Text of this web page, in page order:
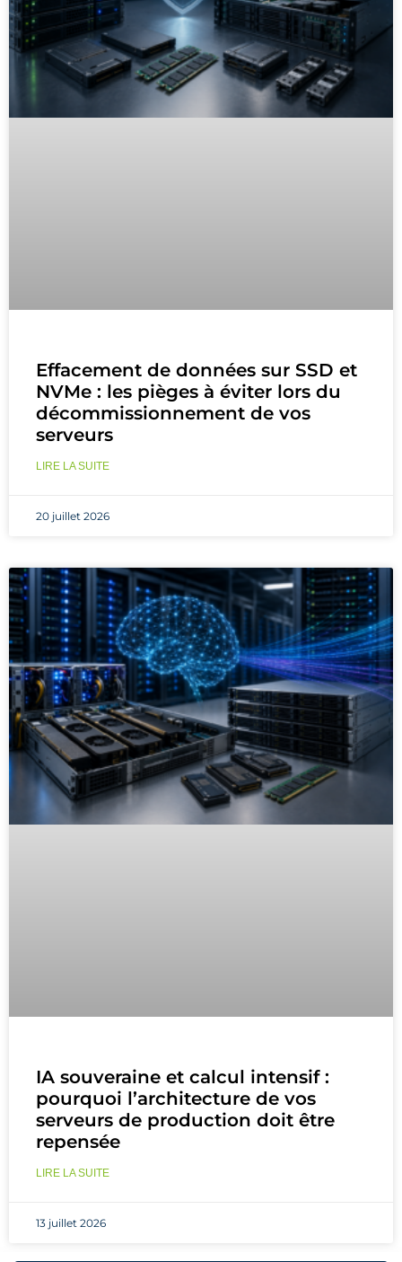
Effacement de données sur SSD et
NVMe : les pièges à éviter lors du
décommissionnement de vos
serveurs
LIRE LA SUITE
20 juillet 2026
IA souveraine et calcul intensif :
pourquoi l’architecture de vos
serveurs de production doit être
repensée
LIRE LA SUITE
13 juillet 2026